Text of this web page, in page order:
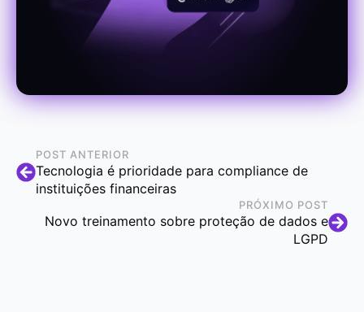
POST ANTERIOR
Tecnologia é prioridade para compliance de
instituições financeiras
PRÓXIMO POST
Novo treinamento sobre proteção de dados e
LGPD